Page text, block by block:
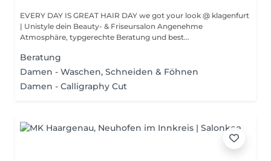
EVERY DAY IS GREAT HAIR DAY we got your look @ klagenfurt
| Unistyle dein Beauty- & Friseursalon Angenehme
Atmosphäre, typgerechte Beratung und best...
Beratung
Damen - Waschen, Schneiden & Föhnen
Damen - Calligraphy Cut